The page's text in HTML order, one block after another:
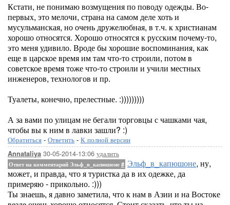
Кстати, не понимаю возмущения по поводу одежды. Во-
первых, это мелочи, страна на самом деле хоть и
мусульманская, но очень дружелюбная, в т.ч. к христианам
хорошо относятся. Хорошо относятся к русским почему-то,
это меня удивило. Вроде бы хорошие воспоминания, как
еще в царское время им там что-то строили, потом в
советское время тоже что-то строили и учили местных
инженеров, технологов и пр.
Туалеты, конечно, прелестные. :)))))))))
А за вами по улицам не бегали торговцы с чашками чая,
чтобы вы к ним в лавки зашли? :)
Обратиться - Ответить - К полной версии
Annataliya 30-05-2014-13:06 удалить
Ответ на комментарий Эльф_в_капюшоне # Эльф_в_капюшоне, ну,
может, и правда, что я туристка да в их одежке, да
примеряю - прикольно. :)))
Ты знаешь, я давно заметила, что к нам в Азии и на Востоке